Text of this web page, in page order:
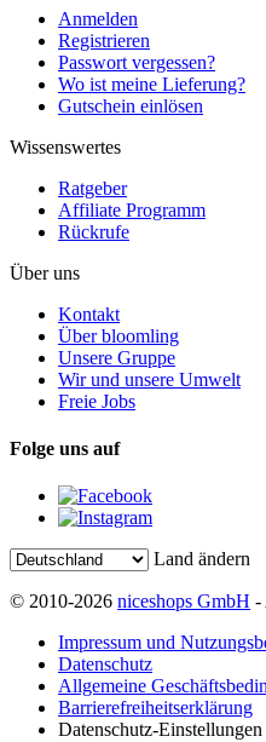
Anmelden
Registrieren
Passwort vergessen?
Wo ist meine Lieferung?
Gutschein einlösen
Wissenswertes
Ratgeber
Affiliate Programm
Rückrufe
Über uns
Kontakt
Über bloomling
Unsere Gruppe
Wir und unsere Umwelt
Freie Jobs
Folge uns auf
Land ändern
© 2010-2026 niceshops GmbH -
Impressum und
Datenschutz
Allgemeine
Barrierefreiheitserklärung
Datenschutz-Einstellungen